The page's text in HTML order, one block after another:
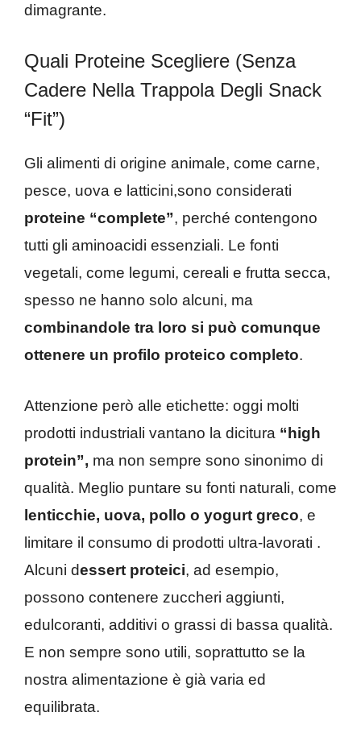
dimagrante.
Quali Proteine Scegliere (senza
Cadere Nella Trappola Degli Snack
“fit”)
Gli alimenti di origine animale, come carne,
pesce, uova e latticini,sono considerati
proteine “complete”, perché contengono
tutti gli aminoacidi essenziali. Le fonti
vegetali, come legumi, cereali e frutta secca,
spesso ne hanno solo alcuni, ma
combinandole tra loro si può comunque
ottenere un profilo proteico completo.
Attenzione però alle etichette: oggi molti
prodotti industriali vantano la dicitura “high
protein”, ma non sempre sono sinonimo di
qualità. Meglio puntare su fonti naturali, come
lenticchie, uova, pollo o yogurt greco, e
limitare il consumo di prodotti ultra-lavorati .
Alcuni dessert proteici, ad esempio,
possono contenere zuccheri aggiunti,
edulcoranti, additivi o grassi di bassa qualità.
E non sempre sono utili, soprattutto se la
nostra alimentazione è già varia ed
equilibrata.